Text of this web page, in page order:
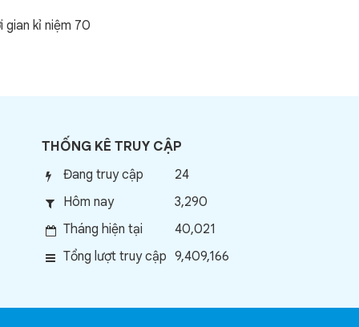
kỉ niệm 70
THỐNG KÊ TRUY CẬP
Đang truy cập
24
Hôm nay
3,290
Tháng hiện tại
40,021
Tổng lượt truy cập 9,409,166